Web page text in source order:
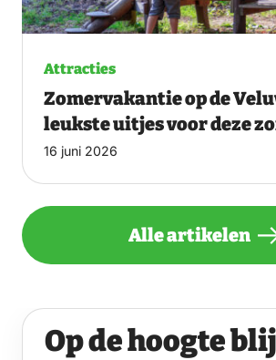
Attracties
Zomervakantie op de
leukste uitjes voor deze
16 juni 2026
Alle artikelen
Op de hoogte